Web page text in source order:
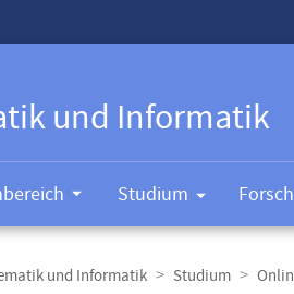
und Informatik
Studium
und Informatik Studium